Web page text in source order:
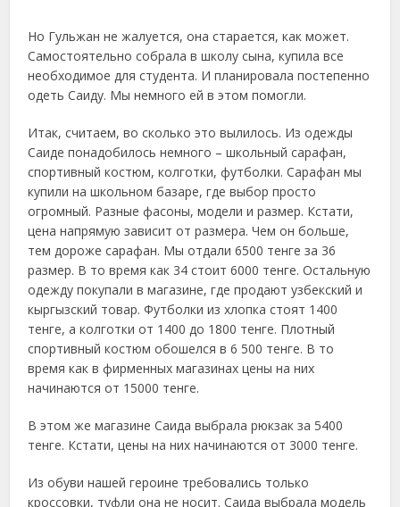
Но Гульжан не жалуется, она старается, как может.
Самостоятельно собрала в школу сына, купила все
необходимое для студента. И планировала постепенно
одеть Саиду. Мы немного ей в этом помогли.
Итак, считаем, во сколько это вылилось. Из одежды
Саиде понадобилось немного – школьный сарафан,
спортивный костюм, колготки, футболки. Сарафан мы
купили на школьном базаре, где выбор просто
огромный. Разные фасоны, модели и размер. Кстати,
цена напрямую зависит от размера. Чем он больше,
тем дороже сарафан. Мы отдали 6500 тенге за 36
размер. В то время как 34 стоит 6000 тенге. Остальную
одежду покупали в магазине, где продают узбекский и
кыргызский товар. Футболки из хлопка стоят 1400
тенге, а колготки от 1400 до 1800 тенге. Плотный
спортивный костюм обошелся в 6 500 тенге. В то
время как в фирменных магазинах цены на них
начинаются от 15000 тенге.
В этом же магазине Саида выбрала рюкзак за 5400
тенге. Кстати, цены на них начинаются от 3000 тенге.
Из обуви нашей героине требовались только
кроссовки, туфли она не носит. Саида выбрала модель